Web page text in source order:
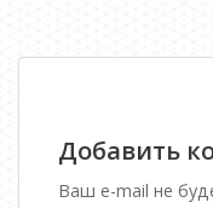
по
Добавить
Ваш e-mail не